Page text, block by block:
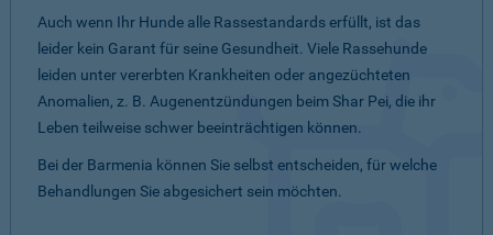
Auch wenn Ihr Hunde alle Rassestandards erfüllt, ist das
leider kein Garant für seine Gesundheit. Viele Rassehunde
leiden unter vererbten Krankheiten oder angezüchteten
Anomalien, z. B. Augenentzündungen beim Shar Pei, die ihr
Leben teilweise schwer beeinträchtigen können.
Bei der Barmenia können Sie selbst entscheiden, für welche
Behandlungen Sie abgesichert sein möchten.